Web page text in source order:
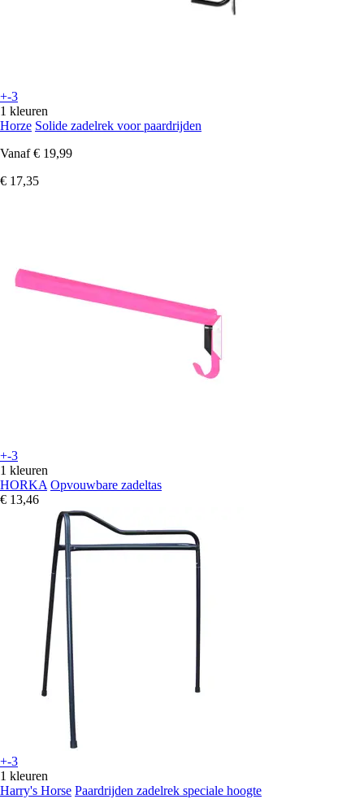
+-3
1 kleuren
Horze Solide zadelrek voor paardrijden
Vanaf € 19,99
€ 17,35
+-3
1 kleuren
HORKA Opvouwbare zadeltas
€ 13,46
+-3
1 kleuren
Harry's Horse Paardrijden zadelrek speciale hoogte